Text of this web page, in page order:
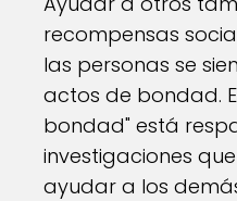
recompensas
las personas se
actos de bondad.
bondad" está
investigaciones
ayudar a los